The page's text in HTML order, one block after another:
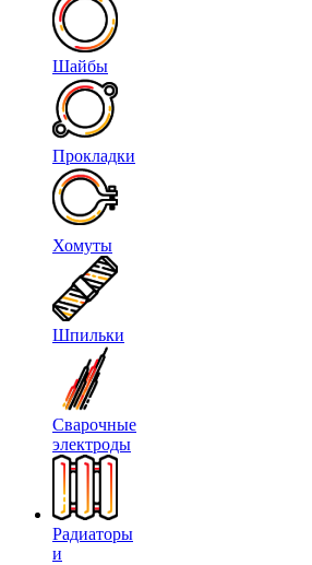
Шайбы
Прокладки
Хомуты
Шпильки
Сварочные
электроды
Радиаторы
и